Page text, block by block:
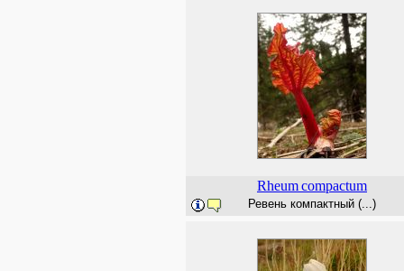
Rheumcompactum
Ревень компактный (...)